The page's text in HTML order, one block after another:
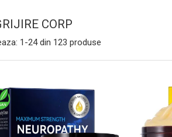
CORP
1-24din 123 produse